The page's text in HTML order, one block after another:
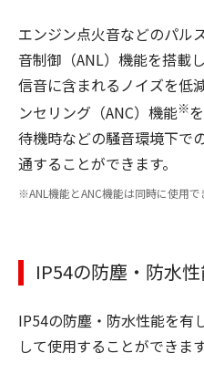
エンジン点火音などのパル
音制御（ANL）機能を搭載
信音に含まれるノイズを低
ンセリング（ANC）機能※
待機時などの騒音環境下で
通することができます。
ANL機能とANC機能は同時に使用で
IP54の防塵・防水
IP54の防塵・防水性能を有
して使用することができます